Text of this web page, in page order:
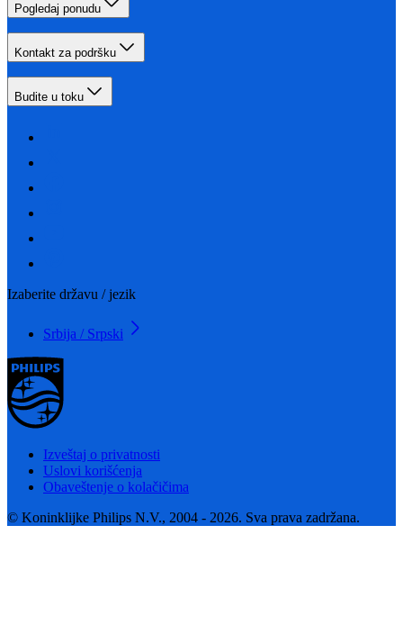
Pogledaj ponudu
Kontakt za podršku
Budite u toku
Izaberite državu / jezik
Srbija / Srpski
Izveštaj o privatnosti
Uslovi korišćenja
Obaveštenje o kolačičima
© Koninklijke Philips N.V., 2004 - 2026. Sva prava zadržana.